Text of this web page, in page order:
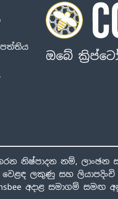
ඔබේ
නිෂ්පාදන නම්, ලාංඡන
ලකුණු සහ ලියාපදිංචි
අදාළ සමාගම් සමඟ